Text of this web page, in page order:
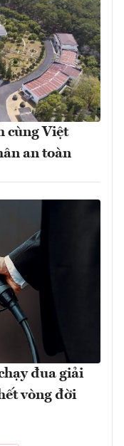
cùng Việt
an toàn
đua giải
vòng đời